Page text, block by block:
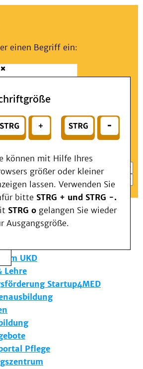
einen Begriff ein:
für Ihren Schnelleinstieg
können mit Hilfe Ihres
größer oder kleiner
lassen. Verwenden Sie
bitte STRG + und STRG -.
STRG o gelangen Sie wieder
Ausgangsgröße.
Zentren
am UKD
Unterstützung
im Medizinwesen (KIM)
des UKD
am UKD
Lehre
Startup4MED
Pflege